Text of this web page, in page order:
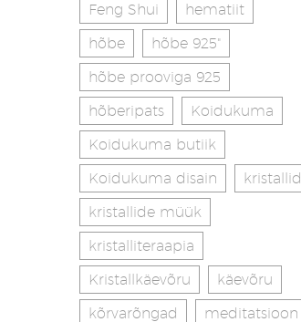
Feng Shui
hematiit
hõbe
hõbe 925"
hõbe prooviga 925
hõberipats
Koidukuma
Koidukuma butiik
Koidukuma disain
kristallid
kristallide müük
kristalliteraapia
Kristallkäevõru
käevõru
kõrvarõngad
meditatsioon